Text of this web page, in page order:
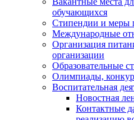
обучающихся
Стипендии и меры
Международные
Организация
организации
Образовательные
Олимпиады,
Воспитательная
Новостная
Контактные